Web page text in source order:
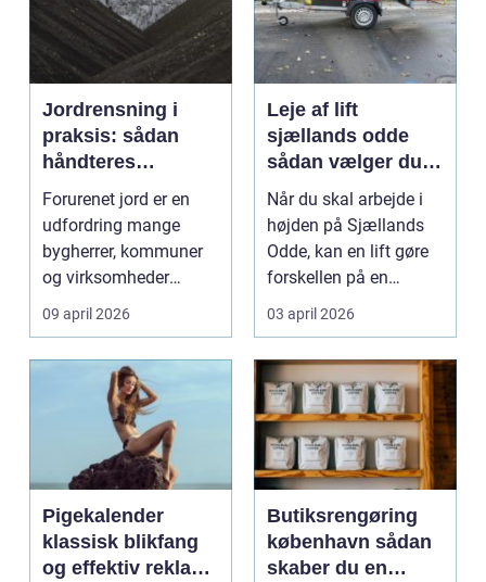
Jordrensning i
praksis: sådan
håndteres
forurenet jord
ansvarligt
Forurenet jord er en
udfordring mange
bygherrer, kommuner
og virksomheder
møder, når gamle
industrig...
09 april 2026
Leje af lift
sjællands odde
sådan vælger du
den rigtige løsning
Når du skal arbejde i
højden på Sjællands
Odde, kan en lift gøre
forskellen på en
besværlig og en ov...
03 april 2026
Pigekalender
klassisk blikfang
og effektiv reklame
Butiksrengøring
københavn sådan
skaber du en